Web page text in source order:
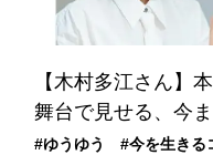
【木村多江さん】
舞台で見せる、今
#ゆうゆう #今を生きる